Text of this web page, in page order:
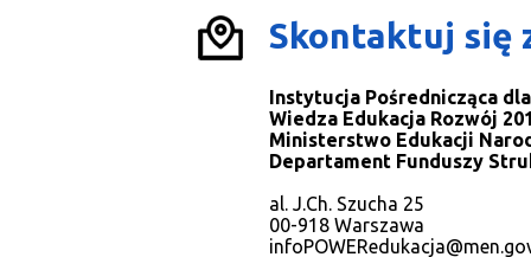
Skontaktuj się
Instytucja Pośrednicząca
Wiedza Edukacja Rozwój
Ministerstwo Edukacji
Departament Funduszy
al. J.Ch. Szucha 25
00-918 Warszawa